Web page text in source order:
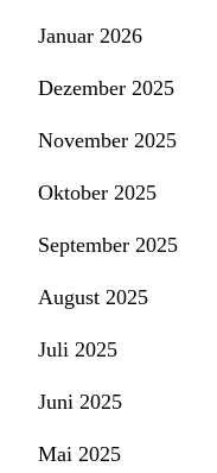
Januar 2026
Dezember 2025
November 2025
Oktober 2025
September 2025
August 2025
Juli 2025
Juni 2025
Mai 2025